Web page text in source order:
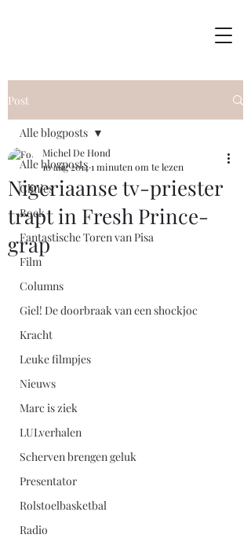
Post
Alle blogposts
Clinics
Boek
Fantastische Toren van Pisa
Film
Columns
Giel! De doorbraak van een shockjoc
Kracht
Leuke filmpjes
Nieuws
Marc is ziek
LULverhalen
Scherven brengen geluk
Presentator
Rolstoelbasketbal
Radio
Alle blogposts
Nigeriaanse tv-priester
trapt in Fresh Prince-
grap
Michel De Hond
10 aug 20141 minuten om te lezen